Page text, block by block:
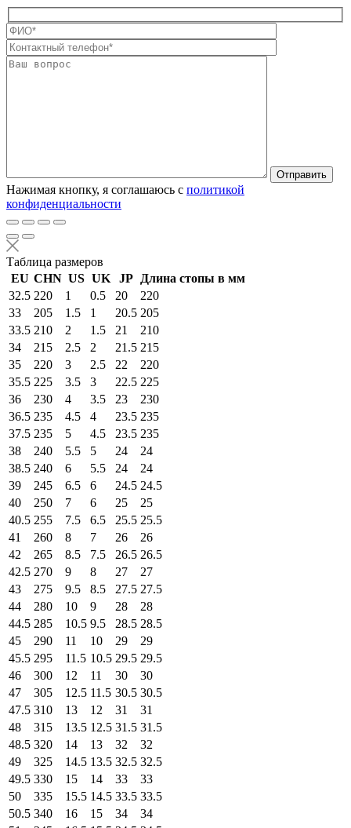
Нажимая кнопку, я соглашаюсь с политикой
конфиденциальности
Таблица размеров
EU CHN US UK JP
Длина стопы в мм
32.5 220 1 0.5 20
220
33
205 1.5 1 20.5 205
33.5 210 2 1.5 21
210
34
215 2.5 2 21.5 215
35
220 3 2.5 22
220
35.5 225 3.5 3 22.5 225
36
230 4 3.5 23
230
36.5 235 4.5 4 23.5 235
37.5 235 5 4.5 23.5 235
38
240 5.5 5 24
24
38.5 240 6 5.5 24
24
39
245 6.5 6 24.5 24.5
40
250 7 6 25
25
40.5 255 7.5 6.5 25.5 25.5
41
260 8 7 26
26
42
265 8.5 7.5 26.5 26.5
42.5 270 9 8 27
27
43
275 9.5 8.5 27.5 27.5
44
280 10 9 28
28
44.5 285 10.5 9.5 28.5 28.5
45
290 11 10 29
29
45.5 295 11.5 10.5 29.5 29.5
46
300 12 11 30
30
47
305 12.5 11.5 30.5 30.5
47.5 310 13 12 31
31
48
315 13.5 12.5 31.5 31.5
48.5 320 14 13 32
32
49
325 14.5 13.5 32.5 32.5
49.5 330 15 14 33
33
50
335 15.5 14.5 33.5 33.5
50.5 340 16 15 34
34